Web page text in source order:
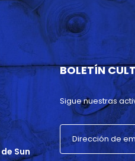
Sun
BOLETÍN
Sigue nuestras